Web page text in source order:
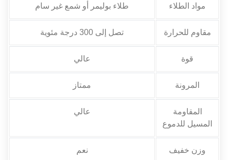
مواد الطلاء طلاء بوليمر أو شمع غير سام
مقاوم للحرارة تصل إلى 300 درجة مئوية
قوة عالي
المرونة ممتاز
المقاومة
المسيل للدموع
عالي
وزن خفيف نعم